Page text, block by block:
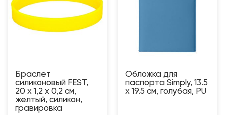
Браслет
силиконовый FEST,
20 x 1,2 x 0,2 см,
желтый, силикон,
гравировка
Обложка для
паспорта Simply, 13.5
х 19.5 см, голубая, PU